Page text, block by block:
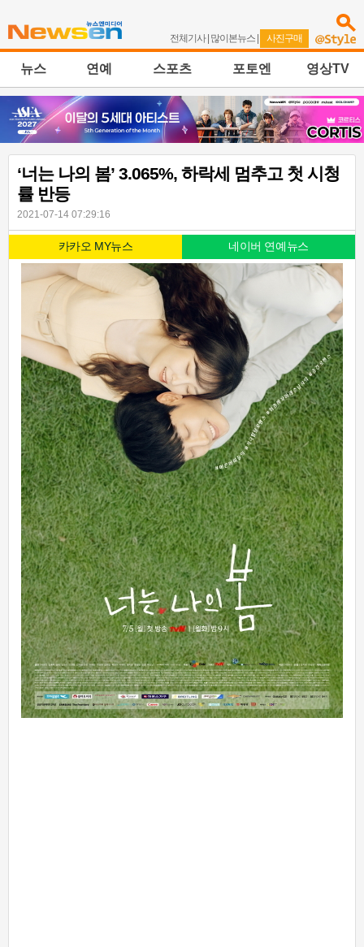
전체기사| 많이본뉴스 | 사진구매
뉴스 연예 스포츠 포토엔 영상TV
‘너는 나의 봄’ 3.065%, 하락세 멈추고 첫 시청
률 반등
2021-07-14 07:29:16
카카오 MY뉴스 네이버 연예뉴스